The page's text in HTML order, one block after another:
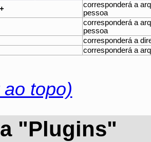
corresponderá a
pessoa
corresponderá a
pessoa
corresponderá a
corresponderá a
topo)
"Plugins"